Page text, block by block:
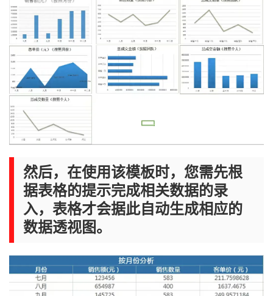
然后，在使用该模板时，您需先根
据表格的提示完成相关数据的录
入，表格才会据此自动生成相应的
数据透视图。